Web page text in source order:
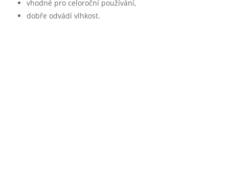
vhodné pro celoroční používání,
dobře odvádí vlhkost.